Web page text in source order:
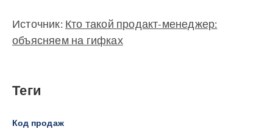
Источник: Кто такой продакт-менеджер:
объясняем на гифках
Теги
Код продаж